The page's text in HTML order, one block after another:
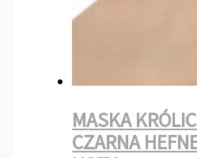
MASKA
CZARNA